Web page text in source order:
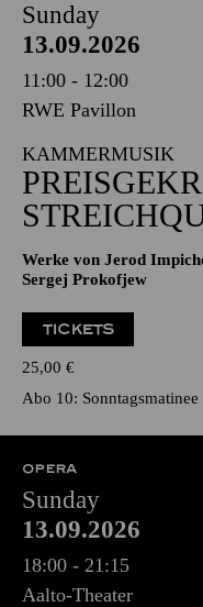
Sunday
13.09.2026
11:00 - 12:00
RWE Pavillon
KAMMERMUSIK
Werke von Jerod
Sergej Prokofjew
TICKETS
25,00 €
Abo 10:
OPERA
Sunday
13.09.2026
18:00 - 21:15
Aalto-Theater